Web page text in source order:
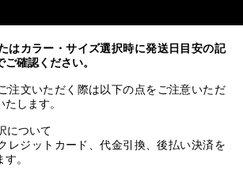
はカラー・サイズ選択時に発送日目安の記
確認ください。
注文いただく際は以下の点をご注意いただ
します。
について
レジットカード、代金引換、後払い決済を
。